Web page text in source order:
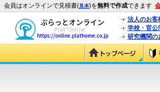
会員はオンラインで見積書(見本)を無料で作成できます
法人のお客
学校・官公
研究機関の